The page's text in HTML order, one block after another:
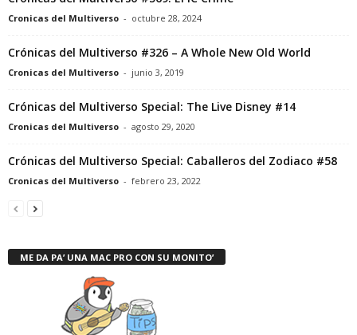
Cronicas del Multiverso - octubre 28, 2024
Crónicas del Multiverso #326 – A Whole New Old World
Cronicas del Multiverso - junio 3, 2019
Crónicas del Multiverso Special: The Live Disney #14
Cronicas del Multiverso - agosto 29, 2020
Crónicas del Multiverso Special: Caballeros del Zodiaco #58
Cronicas del Multiverso - febrero 23, 2022
ME DA PA’ UNA MAC PRO CON SU MONITO’